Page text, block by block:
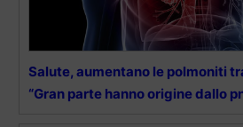
Salute, aumentano le polmoniti
“Gran parte hanno origine dallo